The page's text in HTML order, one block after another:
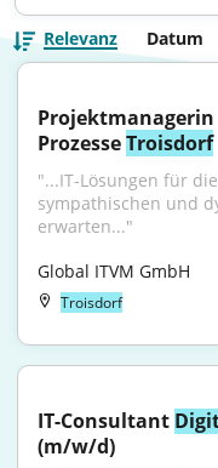
Relevanz Datum
Prozesse Troisdorf
"...IT-Lösungen für
sympathischen und
erwarten..."
Global ITVM GmbH
Troisdorf
IT-Consultant
(m/w/d)